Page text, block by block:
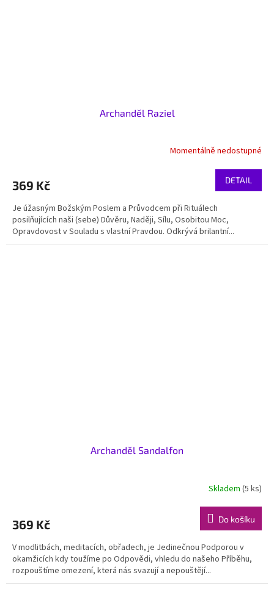
Archanděl Raziel
Momentálně nedostupné
369 Kč DETAIL
Je úžasným Božským Poslem a Průvodcem při Rituálech
posilňujících naši (sebe) Důvěru, Naději, Sílu, Osobitou Moc,
Opravdovost v Souladu s vlastní Pravdou. Odkrývá brilantní...
Archanděl Sandalfon
Skladem (5 ks)
369 Kč Do košíku
V modlitbách, meditacích, obřadech, je Jedinečnou Podporou v
okamžicích kdy toužíme po Odpovědi, vhledu do našeho Příběhu,
rozpouštíme omezení, která nás svazují a nepouštějí...